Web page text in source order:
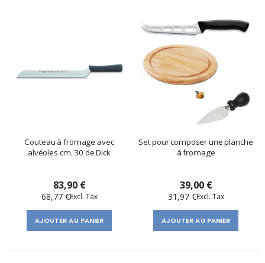
Couteau à fromage avec
alvéoles cm. 30 de Dick
83,90 €
68,77 €
AJOUTER AU PANIER
Set pour composer une planche
à fromage
39,00 €
31,97 €
AJOUTER AU PANIER